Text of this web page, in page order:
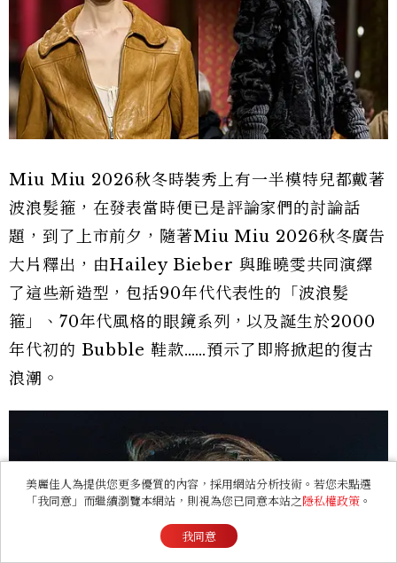
Miu Miu 2026秋冬時裝秀上有一半模特兒都戴著
波浪髮箍，在發表當時便已是評論家們的討論話
題，到了上市前夕，隨著Miu Miu 2026秋冬廣告
大片釋出，由Hailey Bieber 與雎曉雯共同演繹
了這些新造型，包括90年代代表性的「波浪髮
箍」、70年代風格的眼鏡系列，以及誕生於2000
年代初的 Bubble 鞋款……預示了即將掀起的復古
浪潮。
美麗佳人為提供您更多優質的內容，採用網站分析技術。若您未點選
「我同意」而繼續瀏覽本網站，則視為您已同意本站之隱私權政策 。
我同意